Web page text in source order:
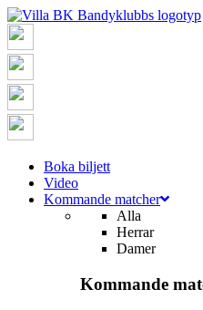
Boka biljett
Video
Kommande matcher
Alla
Herrar
Damer
Kommande